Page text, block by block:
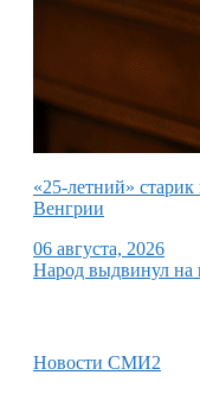
«25-летний»
Венгрии
06 августа, 2026
Народ выдвинул на
Новости СМИ2